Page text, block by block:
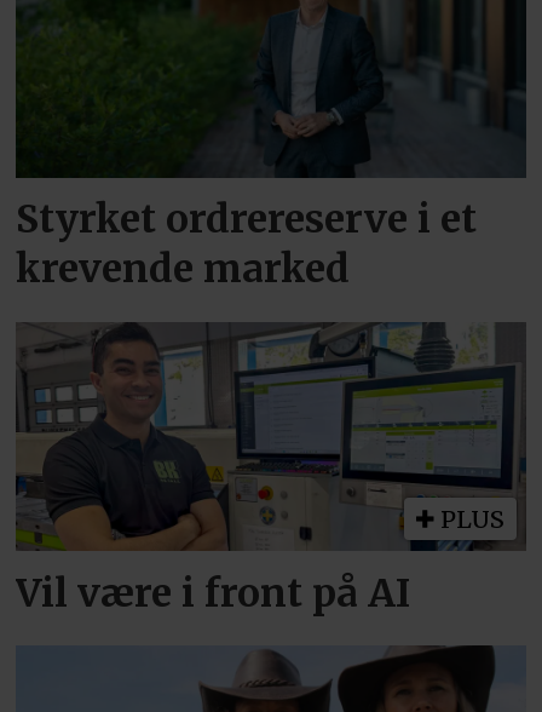
Styrket ordrereserve i et
krevende marked
PLUS
Vil være i front på AI